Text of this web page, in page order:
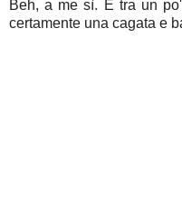
Beh, a me sì. E tra un
certamente una cagata e